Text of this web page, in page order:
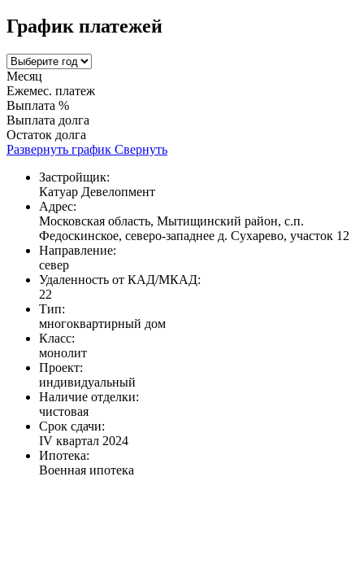
График платежей
Месяц
Ежемес. платеж
Выплата %
Выплата долга
Остаток долга
Развернуть график Свернуть
Застройщик:
Катуар Девелопмент
Адрес:
Московская область, Мытищинский район, с.п.
Федоскинское, северо-западнее д. Сухарево, участок 12
Направление:
север
Удаленность от КАД/МКАД:
22
Тип:
многоквартирный дом
Класс:
монолит
Проект:
индивидуальный
Наличие отделки:
чистовая
Срок сдачи:
IV квартал 2024
Ипотека:
Военная ипотека